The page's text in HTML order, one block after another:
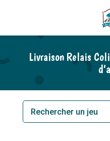
Livraison Relais